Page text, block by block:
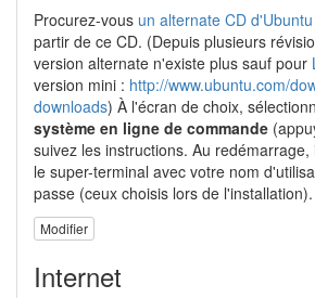
Procurez-vous un alternate CD
partir de ce CD. (Depuis plusieurs
version alternate n'existe plus sauf pour
version mini : http://www.ubuntu.com/
downloads) À l'écran de choix,
système en ligne de commande
suivez les instructions. Au
le super-terminal avec votre nom
passe (ceux choisis lors de l'installation).
Modifier
Internet